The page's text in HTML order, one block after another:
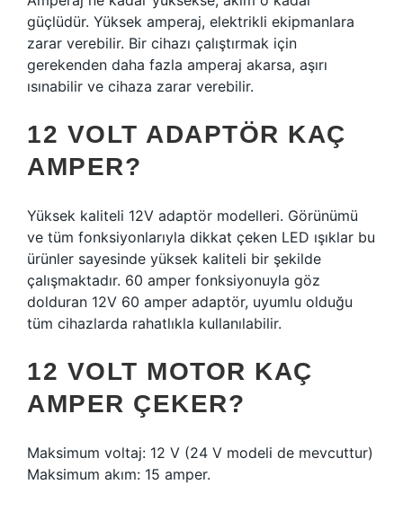
güçlüdür. Yüksek amperaj, elektrikli ekipmanlara
zarar verebilir. Bir cihazı çalıştırmak için
gerekenden daha fazla amperaj akarsa, aşırı
ısınabilir ve cihaza zarar verebilir.
12 VOLT ADAPTÖR KAÇ
AMPER?
Yüksek kaliteli 12V adaptör modelleri. Görünümü
ve tüm fonksiyonlarıyla dikkat çeken LED ışıklar bu
ürünler sayesinde yüksek kaliteli bir şekilde
çalışmaktadır. 60 amper fonksiyonuyla göz
dolduran 12V 60 amper adaptör, uyumlu olduğu
tüm cihazlarda rahatlıkla kullanılabilir.
12 VOLT MOTOR KAÇ
AMPER ÇEKER?
Maksimum voltaj: 12 V (24 V modeli de mevcuttur)
Maksimum akım: 15 amper.